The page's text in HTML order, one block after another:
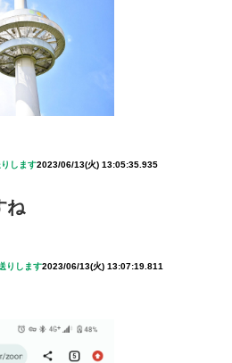
します2023/06/13(火) 13:05:35.935
ね
りします2023/06/13(火) 13:07:19.811